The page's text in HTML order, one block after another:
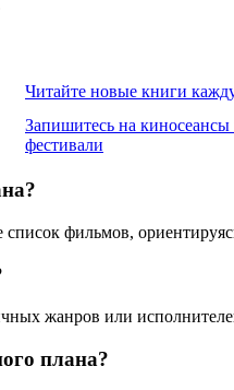
Читайте новые книги
Запишитесь на киносеансы
фестивали
фильмов,
жанров или
плана?